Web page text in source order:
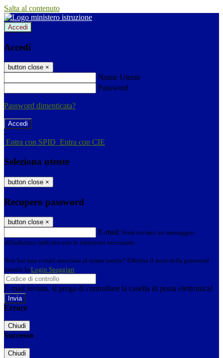
Salta al contenuto
Accedi
Accedi
button close ×
Nome Utente
Password
Password dimenticata?
-
Entra con SPID Entra con CIE
Seleziona utente
button close ×
Recupero password
button close ×
E-mail Verrà inviato un messaggio
all'indirizzo indicato con le istruzioni necessarie.
Non hai una e-mail associata al nome utente? Effettua il reset della password
tramite la Login Spaggiari
E-mail inviata, si prega di controllare la casella di posta elettronica!
Errore
Chiudi
Successo
Chiudi